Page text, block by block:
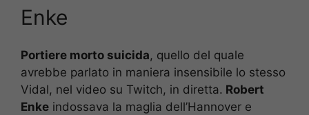
Enke
Portiere morto suicida, quello del quale
avrebbe parlato in maniera insensibile lo stesso
Vidal, nel video su Twitch, in diretta. Robert
Enke indossava la maglia dell’Hannover e